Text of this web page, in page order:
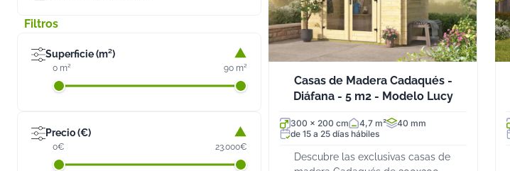
Filtros
Superficie (m²)
0 m² 90 m²
Precio (€)
0€ 23.000€
Casas de Madera Cadaqués -
Diáfana - 5 m2 - Modelo Lucy
300 x 200 cm 4,7 m²
40 mm
de 15 a 25 días hábiles
Descubre las exclusivas casas de